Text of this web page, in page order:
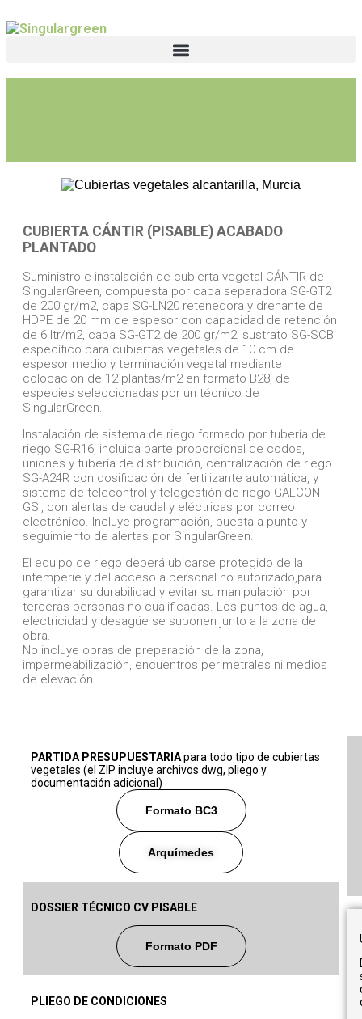
CUBIERTA CÁNTIR (PISABLE) ACABADO
PLANTADO
Suministro e instalación de cubierta vegetal CÁNTIR de
SingularGreen, compuesta por capa separadora SG-GT2
de 200 gr/m2, capa SG-LN20 retenedora y drenante de
HDPE de 20 mm de espesor con capacidad de retención
de 6 ltr/m2, capa SG-GT2 de 200 gr/m2, sustrato SG-SCB
específico para cubiertas vegetales de 10 cm de
espesor medio y terminación vegetal mediante
colocación de 12 plantas/m2 en formato B28, de
especies seleccionadas por un técnico de
SingularGreen.
Instalación de sistema de riego formado por tubería de
riego SG-R16, incluida parte proporcional de codos,
uniones y tubería de distribución, centralización de riego
SG-A24R con dosificación de fertilizante automática, y
sistema de telecontrol y telegestión de riego GALCON
GSI, con alertas de caudal y eléctricas por correo
electrónico. Incluye programación, puesta a punto y
seguimiento de alertas por SingularGreen.
El equipo de riego deberá ubicarse protegido de la
intemperie y del acceso a personal no autorizado,para
garantizar su durabilidad y evitar su manipulación por
terceras personas no cualificadas. Los puntos de agua,
electricidad y desagüe se suponen junto a la zona de
obra.
No incluye obras de preparación de la zona,
impermeabilización, encuentros perimetrales ni medios
de elevación.
PARTIDA PRESUPUESTARIApara todo tipo de cubiertas
vegetales (el ZIP incluye archivos dwg, pliego y
documentación adicional)
Formato BC3
Arquímedes
DOSSIER TÉCNICO CV PISABLE
Formato PDF
PLIEGO DE CONDICIONES